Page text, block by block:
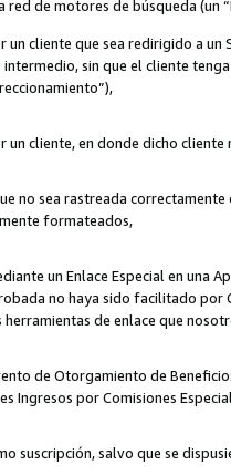
red de motores de búsqueda (un
cliente que sea redirigido a un
sin que el cliente
cliente, en donde dicho
no sea rastreada
formateados,
un Enlace Especial en una
no haya sido facilitado
herramientas de enlace que
de Otorgamiento de
Ingresos por Comisiones
suscripción, salvo que se